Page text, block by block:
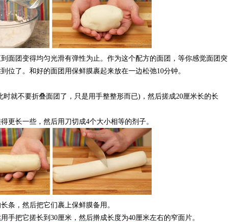
团变得均匀光滑有弹性为止。作为这个配方的面团，等你感觉面团突
位了。和好的面团用保鲜膜裹起来放在一边松弛10分钟。
就不要折叠面团了，只是用手整整形而已)，然后搓成20厘米长的长
长一些，然后用刀切成4个大小相等的剂子。
，然后把它们裹上保鲜膜备用。
把它搓长到30厘米，然后擀成长度为40厘米左右的窄面片。